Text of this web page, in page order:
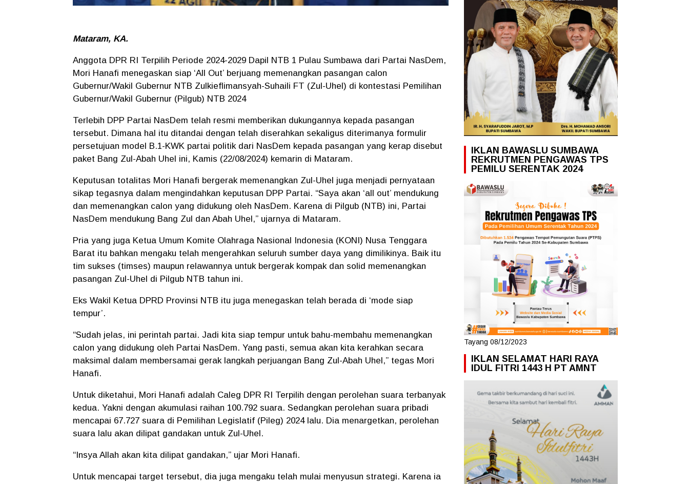
Mataram, KA.
Anggota DPR RI Terpilih Periode 2024-2029 Dapil NTB 1 Pulau Sumbawa dari Partai NasDem,
Mori Hanafi menegaskan siap ‘All Out’ berjuang memenangkan pasangan calon
Gubernur/Wakil Gubernur NTB Zulkieflimansyah-Suhaili FT (Zul-Uhel) di kontestasi Pemilihan
Gubernur/Wakil Gubernur (Pilgub) NTB 2024
Terlebih DPP Partai NasDem telah resmi memberikan dukungannya kepada pasangan
tersebut. Dimana hal itu ditandai dengan telah diserahkan sekaligus diterimanya formulir
persetujuan model B.1-KWK partai politik dari NasDem kepada pasangan yang kerap disebut
paket Bang Zul-Abah Uhel ini, Kamis (22/08/2024) kemarin di Mataram.
Keputusan totalitas Mori Hanafi bergerak memenangkan Zul-Uhel juga menjadi pernyataan
sikap tegasnya dalam mengindahkan keputusan DPP Partai. “Saya akan ‘all out’ mendukung
dan memenangkan calon yang didukung oleh NasDem. Karena di Pilgub (NTB) ini, Partai
NasDem mendukung Bang Zul dan Abah Uhel,” ujarnya di Mataram.
Pria yang juga Ketua Umum Komite Olahraga Nasional Indonesia (KONI) Nusa Tenggara
Barat itu bahkan mengaku telah mengerahkan seluruh sumber daya yang dimilikinya. Baik itu
tim sukses (timses) maupun relawannya untuk bergerak kompak dan solid memenangkan
pasangan Zul-Uhel di Pilgub NTB tahun ini.
Eks Wakil Ketua DPRD Provinsi NTB itu juga menegaskan telah berada di ‘mode siap
tempur’.
“Sudah jelas, ini perintah partai. Jadi kita siap tempur untuk bahu-membahu memenangkan
calon yang didukung oleh Partai NasDem. Yang pasti, semua akan kita kerahkan secara
maksimal dalam membersamai gerak langkah perjuangan Bang Zul-Abah Uhel,” tegas Mori
Hanafi.
Untuk diketahui, Mori Hanafi adalah Caleg DPR RI Terpilih dengan perolehan suara terbanyak
kedua. Yakni dengan akumulasi raihan 100.792 suara. Sedangkan perolehan suara pribadi
mencapai 67.727 suara di Pemilihan Legislatif (Pileg) 2024 lalu. Dia menargetkan, perolehan
suara lalu akan dilipat gandakan untuk Zul-Uhel.
“Insya Allah akan kita dilipat gandakan,” ujar Mori Hanafi.
Untuk mencapai target tersebut, dia juga mengaku telah mulai menyusun strategi. Karena ia
IKLAN BAWASLU SUMBAWA
REKRUTMEN PENGAWAS TPS
PEMILU SERENTAK 2024
Tayang 08/12/2023
IKLAN SELAMAT HARI RAYA
IDUL FITRI 1443 H PT AMNT